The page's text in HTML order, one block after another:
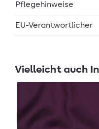
Pflegehinweise
EU-Verantwortlicher
Vielleicht auch